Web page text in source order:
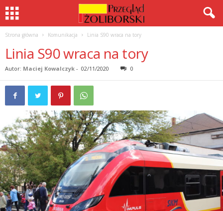
Strona główna Komunikacja Linia S90 wraca na tory
Linia S90 wraca na tory
Autor: Maciej Kowalczyk - 02/11/2020 0